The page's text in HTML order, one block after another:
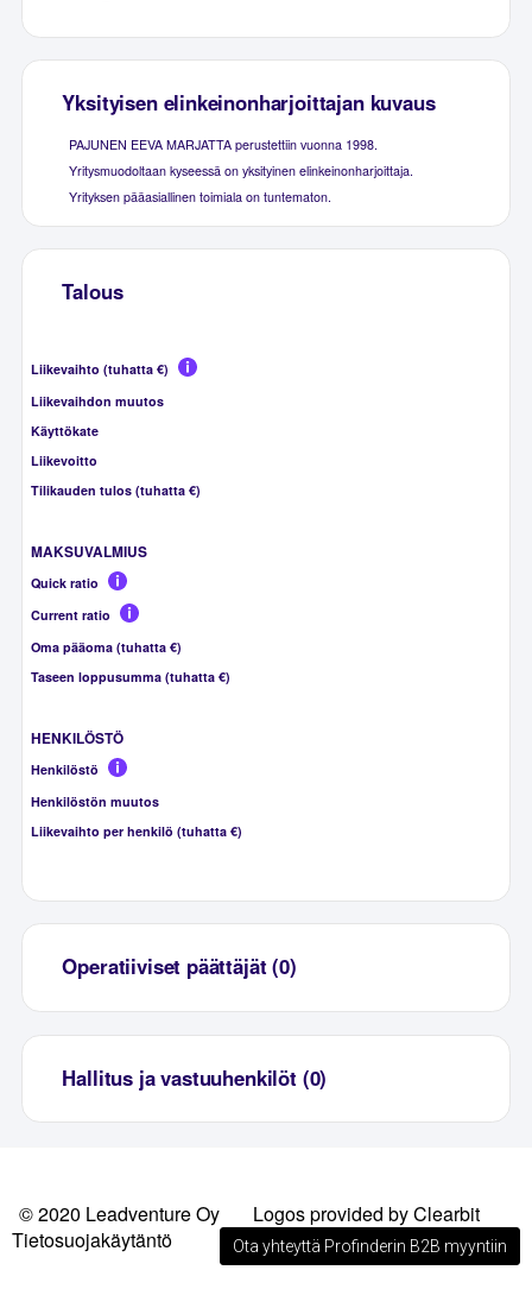
Yksityisen elinkeinonharjoittajan kuvaus
PAJUNEN EEVA MARJATTA perustettiin vuonna 1998.
Yritysmuodoltaan kyseessä on yksityinen elinkeinonharjoittaja.
Yrityksen pääasiallinen toimiala on tuntematon.
Talous
Liikevaihto (tuhatta €)
Liikevaihdon muutos
Käyttökate
Liikevoitto
Tilikauden tulos (tuhatta €)
MAKSUVALMIUS
Quick ratio
Current ratio
Oma pääoma (tuhatta €)
Taseen loppusumma (tuhatta €)
HENKILÖSTÖ
Henkilöstö
Henkilöstön muutos
Liikevaihto per henkilö (tuhatta €)
Operatiiviset päättäjät (0)
Hallitus ja vastuuhenkilöt (0)
© 2020 Leadventure Oy
Logos provided by Clearbit
Tietosuojakäytäntö
Ota yhteyttä Profinderin B2B myyntiin